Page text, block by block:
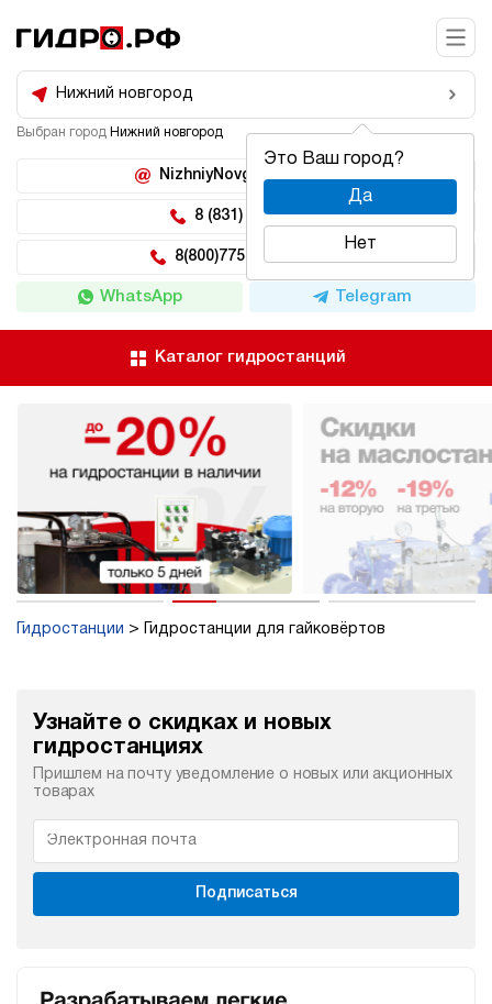
Нижний новгород
Это Ваш город?
Да
Нет
Выбран город Нижний новгород
NizhniyNovgorod@hidro.ru
8 (831) 266-47-71
8(800)775-04-62 доб 5
WhatsApp Telegram
Каталог гидростанций
Гидростанции Гидростанции для гайковёртов
Узнайте о скидках и новых
гидростанциях
Пришлем на почту уведомление о новых или акционных
товарах
Подписаться